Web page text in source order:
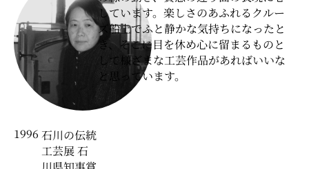
1996 石川の伝統
工芸展 石
しています。楽しさのあふれるクルー
ズ船上でふと静かな気持ちになったと
き、そこに目を休め心に留まるものと
して様ざまな工芸作品があればいいな
と思っています。